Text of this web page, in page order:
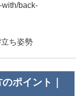
with/back-
ち姿勢
ポイント｜